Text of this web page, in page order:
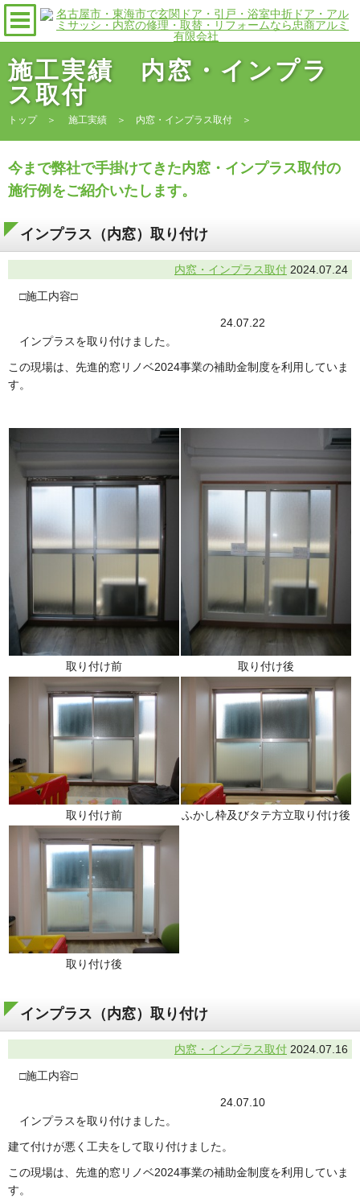
施工実績 内窓・インプラ
ス取付
トップ＞ 施工実績 ＞ 内窓・インプラス取付 ＞
今まで弊社で手掛けてきた内窓・インプラス取付の
施行例をご紹介いたします。
インプラス（内窓）取り付け
内窓・インプラス取付 2024.07.24
□施工内容□
24.07.22
インプラスを取り付けました。
この現場は、先進的窓リノベ2024事業の補助金制度を利用していま
す。
取り付け前 取り付け後
取り付け前 ふかし枠及びタテ方立取り付け後
取り付け後
インプラス（内窓）取り付け
内窓・インプラス取付 2024.07.16
□施工内容□
24.07.10
インプラスを取り付けました。
建て付けが悪く工夫をして取り付けました。
この現場は、先進的窓リノベ2024事業の補助金制度を利用していま
す。